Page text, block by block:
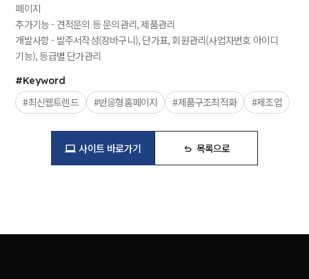
페이지
추가기능 - 견적문의 등 문의관리, 제품관리
개발사항 - 발주서작성(장바구니), 단가표, 회원관리(사업자번호 아이디
기능), 등급별 단가관리
#Keyword
#최신웹트렌드 #반응형홈페이지 #제품구조최적화 #제조업
사이트 바로가기 목록으로